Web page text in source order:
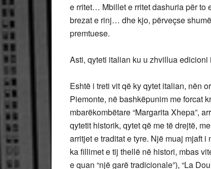
e rritet… Mbillet e rritet dashuria për to
brezat e rinj… dhe kjo, përveçse
premtuese.
Asti, qyteti italian ku u zhvillua
Eshtë i treti vit që ky qytet italian, nën
Piemonte, në bashkëpunim me forcat
mbarëkombëtare “Margarita Xhepa”,
qytetit historik, qytet që me të drejtë,
arritjet e traditat e tyre. Një muaj mjaft
ka fillimet e tij thellë në histori, mbas
e quan “një garë tradicionale”), “La